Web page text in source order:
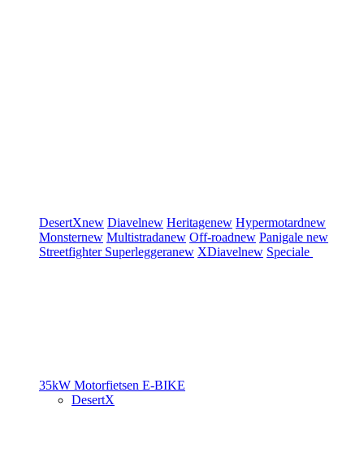
DesertXnew Diavelnew Heritagenew Hypermotardnew
Monsternew Multistradanew Off-roadnew Panigale new
Streetfighter Superleggeranew XDiavelnew Speciale
35kW Motorfietsen E-BIKE
DesertX